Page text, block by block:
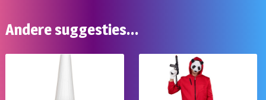
Andere suggesties…